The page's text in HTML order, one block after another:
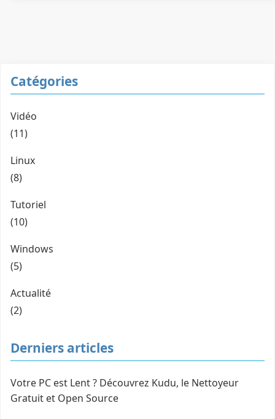
Catégories
Vidéo
(11)
Linux
(8)
Tutoriel
(10)
Windows
(5)
Actualité
(2)
Derniers articles
Votre PC est Lent ? Découvrez Kudu, le Nettoyeur
Gratuit et Open Source